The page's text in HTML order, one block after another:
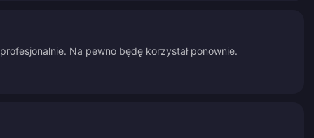
Na pewno będę korzystał ponownie.